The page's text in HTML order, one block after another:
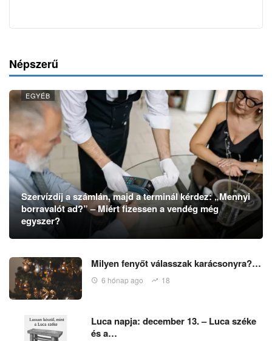
Népszerű
EGYÉB
Szervízdíj a számlán, majd a terminál kérdez: „Mennyi
borravalót ad?” – Miért fizessen a vendég még
egyszer?
Milyen fenyőt válasszak karácsonyra?…
6 hónap ago 18
Luca napja: december 13. – Luca széke
és a…